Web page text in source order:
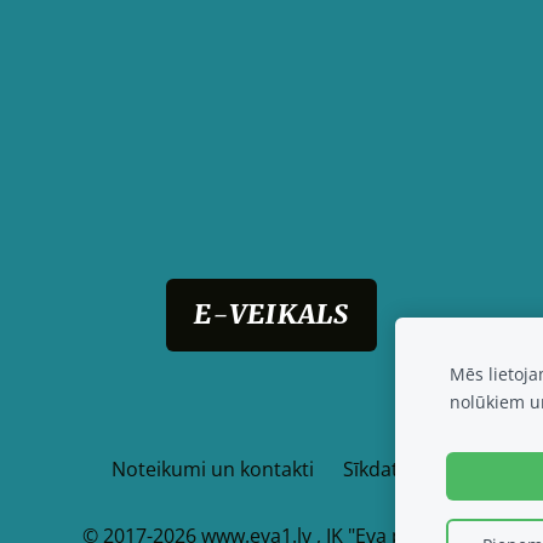
E-VEIKALS
Noteikumi un kontakti Sīkdatnes
© 2017-2026 www.eva1.lv , IK "Eva paklajs"
Mēs
nolūkiem